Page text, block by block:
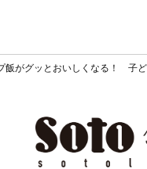
飯がグッとおいしくなる！ 子